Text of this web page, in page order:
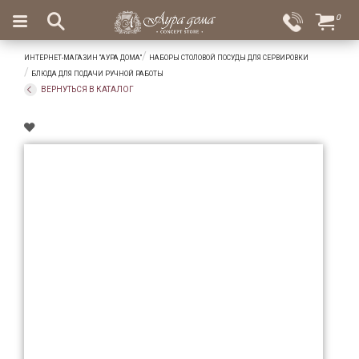
Вход
Избранное
×
Салоны
Доставка
Оплата
Ароматы
0
ИНТЕРНЕТ-МАГАЗИН "АУРА ДОМА"
НАБОРЫ СТОЛОВОЙ ПОСУДЫ ДЛЯ СЕРВИРОВКИ
БЛЮДА ДЛЯ ПОДАЧИ РУЧНОЙ РАБОТЫ
ВЕРНУТЬСЯ В КАТАЛОГ